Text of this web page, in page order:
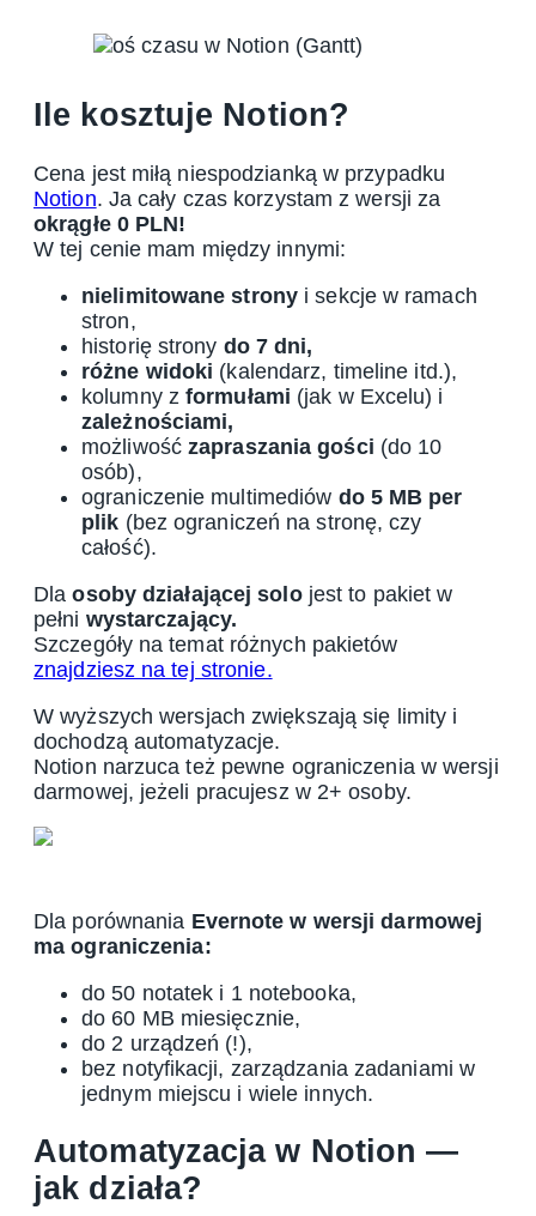
Ile kosztuje Notion?
Cena jest miłą niespodzianką w przypadku
Notion. Ja cały czas korzystam z wersji za
okrągłe 0 PLN!
W tej cenie mam między innymi:
nielimitowane strony i sekcje w ramach
stron,
historię strony do 7 dni,
różne widoki (kalendarz, timeline itd.),
kolumny z formułami (jak w Excelu) i
zależnościami,
możliwość zapraszania gości (do 10
osób),
ograniczenie multimediów do 5 MB per
plik (bez ograniczeń na stronę, czy
całość).
Dlaosoby działającej solojest to pakiet w
pełni wystarczający.
Szczegóły na temat różnych pakietów
znajdziesz na tej stronie.
W wyższych wersjach zwiększają się limity i
dochodzą automatyzacje.
Notion narzuca też pewne ograniczenia w wersji
darmowej, jeżeli pracujesz w 2+ osoby.
Dla porównania Evernote w wersji darmowej
ma ograniczenia:
do 50 notatek i 1 notebooka,
do 60 MB miesięcznie,
do 2 urządzeń (!),
bez notyfikacji, zarządzania zadaniami w
jednym miejscu i wiele innych.
Automatyzacja w Notion —
jak działa?